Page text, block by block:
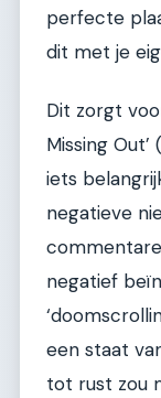
perfecte
dit met je
Dit zorgt
Missing
iets
negatieve
negatief
een staat
tot rust zou